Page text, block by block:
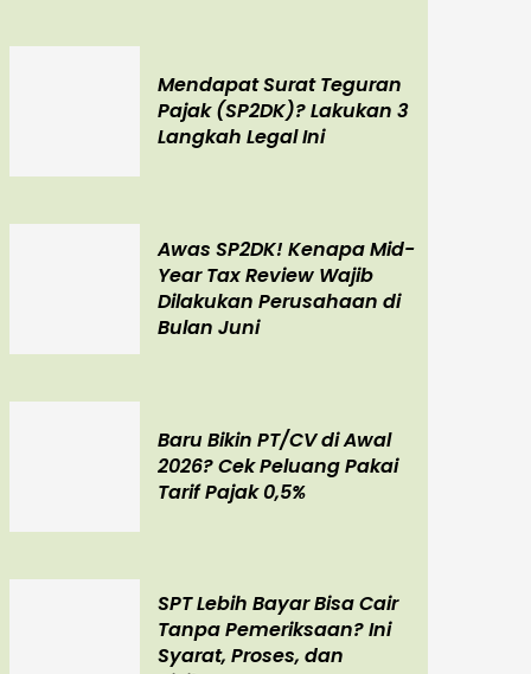
Mendapat Surat Teguran
Pajak (SP2DK)? Lakukan 3
Langkah Legal Ini
Awas SP2DK! Kenapa Mid-
Year Tax Review Wajib
Dilakukan Perusahaan di
Bulan Juni
Baru Bikin PT/CV di Awal
2026? Cek Peluang Pakai
Tarif Pajak 0,5%
SPT Lebih Bayar Bisa Cair
Tanpa Pemeriksaan? Ini
Syarat, Proses, dan